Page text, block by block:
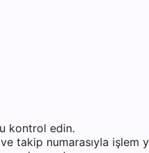
kontrol edin.
takip numarasıyla işlem